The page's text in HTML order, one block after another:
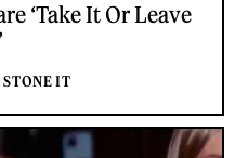
‘Take It Or Leave
IT